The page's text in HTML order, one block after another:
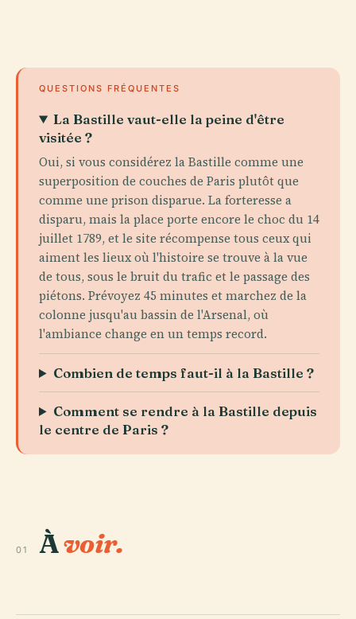
QUESTIONS FRÉQUENTES
La Bastille vaut-elle la peine d'être
visitée ?
Oui, si vous considérez la Bastille comme une
superposition de couches de Paris plutôt que
comme une prison disparue. La forteresse a
disparu, mais la place porte encore le choc du 14
juillet 1789, et le site récompense tous ceux qui
aiment les lieux où l'histoire se trouve à la vue
de tous, sous le bruit du trafic et le passage des
piétons. Prévoyez 45 minutes et marchez de la
colonne jusqu'au bassin de l'Arsenal, où
l'ambiance change en un temps record.
Combien de temps faut-il à la Bastille ?
Comment se rendre à la Bastille depuis
le centre de Paris ?
01 Àvoir.